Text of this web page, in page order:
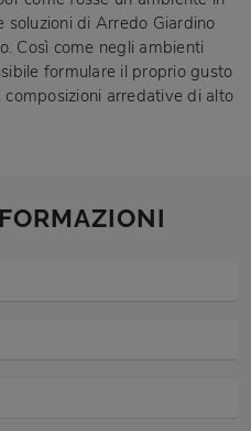
soluzioni di Arredo Giardino
Così come negli ambienti
formulare il proprio gusto
arredative di alto